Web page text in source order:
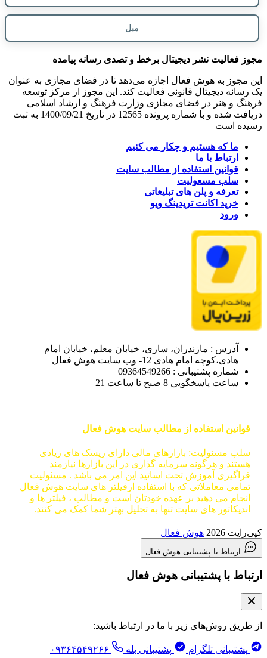
مبل
مجوز فعالیت نشر دیجیتال برخط و تصدی رسانه پیامده
این مجوز به هوش فعال اجازه می‌دهد تا در فضای مجازی به عنوان
یک رسانه دیجیتال قانونی فعالیت کند. این مجوز از مرکز توسعه
فرهنگ و هنر در فضای مجازی وزارت فرهنگ و ارشاد اسلامی
دریافت شده و با شماره پرونده 12565 در تاریخ 1400/09/21 به ثبت
رسیده است
ما که هستیم و چکار می کنیم
ارتباط با ما
قوانین استفاده از مطالب سایت
سلب مسعولیت
تعرفه و پلن های تبلیغاتی
خرید اکانت تریدینگ ویو
ورود
آدرس : مازندران، ساری، خیابان معلم، خیابان امام
هادی،کوچه امام هادی 12- وب سایت هوش فعال
شماره پشتیبانی : 09364549266
ساعت پاسخگویی 8 صبح تا ساعت 21
قوانین استفاده از مطالب سایت هوش فعال
سلب مسئولیت: بازارهای مالی دارای ریسک های زیادی
هستند و هرگونه سرمایه گذاری در این بازارها نیازمند
فراگیری آموزش تحت اساتید این امر می باشد . مسئولیت
تمامی معاملاتی که با استفاده ازفیلتر های سایت هوش فعال
انجام می دهید بر عهده خودتان است و مطالب ، فیلتر ها و
اندیکاتور های سایت تنها به تحلیل بهتر شما کمک می کنند.
کپی‌رایت 2026 هوش فعال
ارتباط با پشتیبانی هوش فعال
ارتباط با پشتیبانی هوش فعال
از طریق روش‌های زیر با ما در ارتباط باشید:
پشتیبانی تلگرام پشتیبانی بله ۰۹۳۶۴۵۴۹۲۶۶